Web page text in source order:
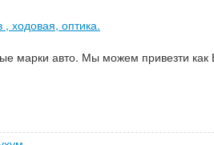
, ходовая, оптика.
марки авто. Мы можем привезти